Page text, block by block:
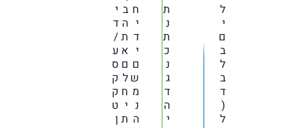
ל
י
ם
ב
ל
ב
ד
(
ל
ת
נ
ת
כ
נ
ג
ד
ה
י
ח
י
ד
י
ם
ש
מ
נ
ה
ב
ה
ת
א
ם
ל
ח
י
ת
י
ד
/
ע
ס
ק
ק
ט
ן